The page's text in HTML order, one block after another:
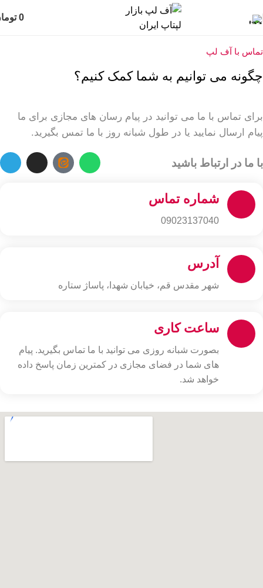
0
تماس با آف لپ
چگونه می توانیم به شما کمک کنیم؟
برای تماس با ما می توانید در پیام رسان های مجازی برای ما
پیام ارسال نمایید یا در طول شبانه روز با ما تمس بگیرید.
با ما در ارتباط باشید
شماره تماس
09023137040
آدرس
شهر مقدس قم، خیابان شهدا، پاساژ ستاره
ساعت کاری
بصورت شبانه روزی می توانید با ما تماس بگیرید. پیام
های شما در فضای مجازی در کمترین زمان پاسخ داده
خواهد شد.